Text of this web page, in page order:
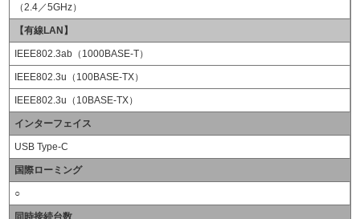
（2.4／5GHz）
【有線LAN】
IEEE802.3ab（1000BASE-T）
IEEE802.3u（100BASE-TX）
IEEE802.3u（10BASE-TX）
インターフェイス
USB Type-C
国際ローミング
○
同時接続台数